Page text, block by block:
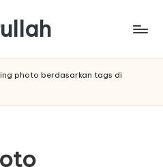
photo berdasarkan tags di